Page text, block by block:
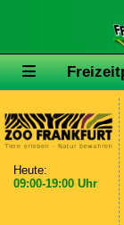
Heute:
09:00-19:00 Uhr